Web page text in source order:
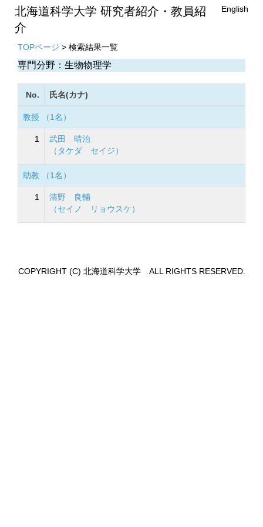
北海道科学大学 研究者紹介・教員紹
介
English
TOPページ > 検索結果一覧
専門分野：生物物理学
No. 氏名(カナ)
教授 （1名）
1
武田 晴治
（タケダ セイジ）
助教 （1名）
1
清野 良輔
（セイノ リョウスケ）
COPYRIGHT (C) 北海道科学大学 ALL RIGHTS RESERVED.